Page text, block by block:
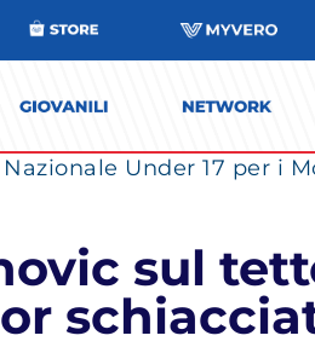
Under 17 per i
sul